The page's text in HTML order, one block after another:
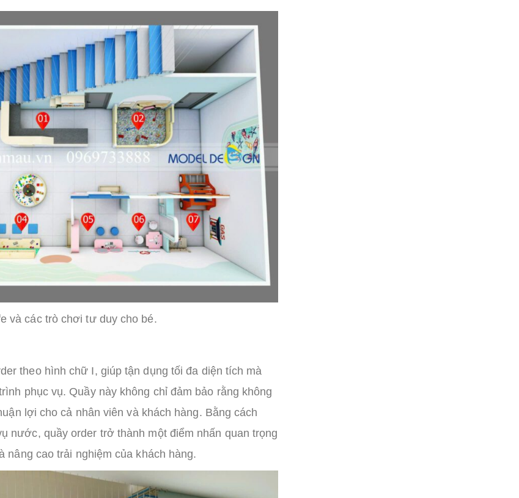
và các trò chơi tư duy cho bé.
theo hình chữ I, giúp tận dụng tối đa diện tích mà
phục vụ. Quầy này không chỉ đảm bảo rằng không
lợi cho cả nhân viên và khách hàng. Bằng cách
nước, quầy order trở thành một điểm nhấn quan trọng
cao trải nghiệm của khách hàng.